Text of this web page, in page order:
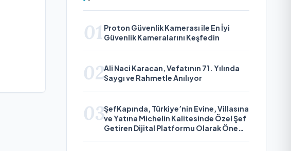
01 Proton Güvenlik Kamerası ile En İyi
Güvenlik Kameralarını Keşfedin
02Ali Naci Karacan, Vefatının 71. Yılında
Saygı ve Rahmetle Anılıyor
03ŞefKapında, Türkiye’nin Evine, Villasına
ve Yatına Michelin Kalitesinde Özel Şef
Getiren Dijital Platformu Olarak Öne